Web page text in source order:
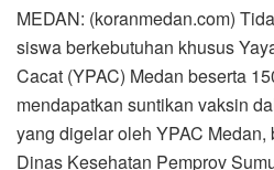
MEDAN: (koranmedan.com)
siswa berkebutuhan khusus
Cacat (YPAC) Medan beserta
mendapatkan suntikan vaksin
yang digelar oleh YPAC
Dinas Kesehatan Pemprov